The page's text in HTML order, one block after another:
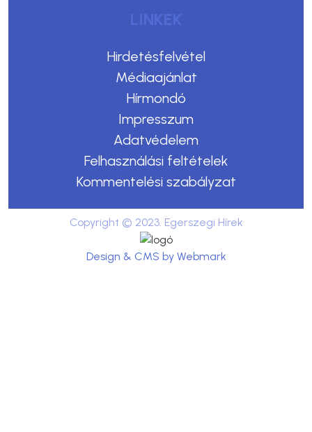
LINKEK
Hirdetésfelvétel
Médiaajánlat
Hírmondó
Impresszum
Adatvédelem
Felhasználási feltételek
Kommentelési szabályzat
Copyright © 2023. Egerszegi Hírek
Design & CMS by Webmark